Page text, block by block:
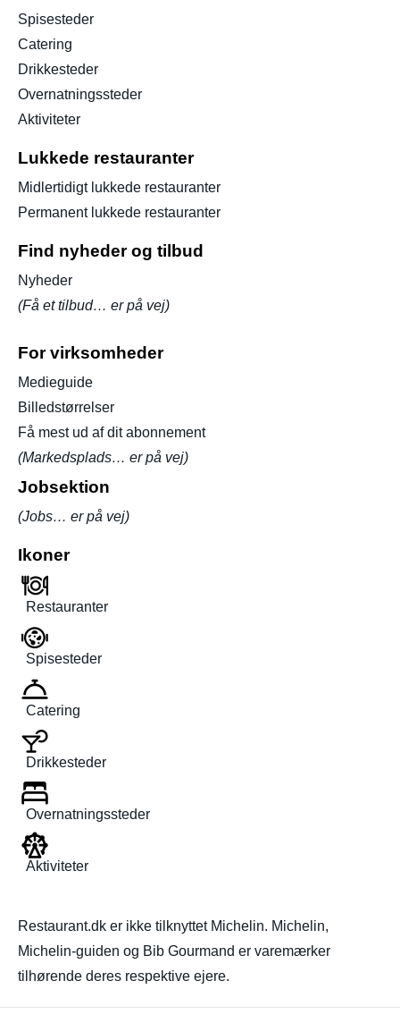
Spisesteder
Catering
Drikkesteder
Overnatningssteder
Aktiviteter
Lukkede restauranter
Midlertidigt lukkede restauranter
Permanent lukkede restauranter
Find nyheder og tilbud
Nyheder
(Få et tilbud… er på vej)
For virksomheder
Medieguide
Billedstørrelser
Få mest ud af dit abonnement
(Markedsplads… er på vej)
Jobsektion
(Jobs… er på vej)
Ikoner
Restauranter
Spisesteder
Catering
Drikkesteder
Overnatningssteder
Aktiviteter
Restaurant.dk er ikke tilknyttet Michelin. Michelin,
Michelin-guiden og Bib Gourmand er varemærker
tilhørende deres respektive ejere.